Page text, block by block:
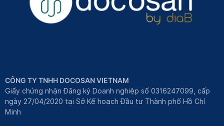
CÔNG TY TNHH DOCOSAN VIETNAM
Giấy chứng nhận Đăng ký Doanh nghiệp số 0316247099, cấp
ngày 27/04/2020 tại Sở Kế hoạch Đầu tư Thành phố Hồ Chí
Minh